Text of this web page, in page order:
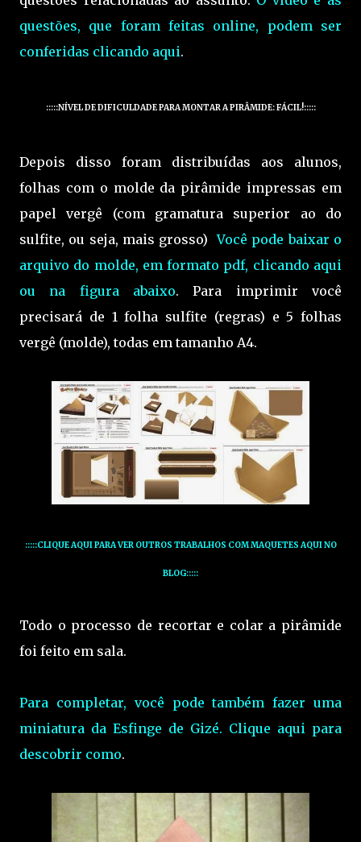
questões, que foram feitas online, podem ser
conferidas clicando aqui.
:::::NÍVEL DE DIFICULDADE PARA MONTAR A PIRÂMIDE: FÁCIL!:::::
Depois disso foram distribuídas aos alunos,
folhas com o molde da pirâmide impressas em
papel vergê (com gramatura superior ao do
sulfite, ou seja, mais grosso)Você pode baixar o
arquivo do molde, em formato pdf, clicando aqui
ou na figura abaixo. Para imprimir você
precisará de 1 folha sulfite (regras) e 5 folhas
vergê (molde), todas em tamanho A4.
:::::CLIQUE AQUI PARA VER OUTROS TRABALHOS COM MAQUETES AQUI NO
BLOG:::::
Todo o processo de recortar e colar a pirâmide
foi feito em sala.
Para completar, você pode também fazer uma
miniatura da Esfinge de Gizé. Clique aqui para
descobrir como.